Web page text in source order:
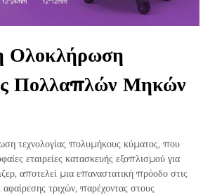
Ολοκλήρωση
Πολλαπλών Μηκών
τεχνολογίας πολυμήκους κύματος, που
εταιρείες κατασκευής εξοπλισμού για
αποτελεί μια επαναστατική πρόοδο στις
τριχών, παρέχοντας στους